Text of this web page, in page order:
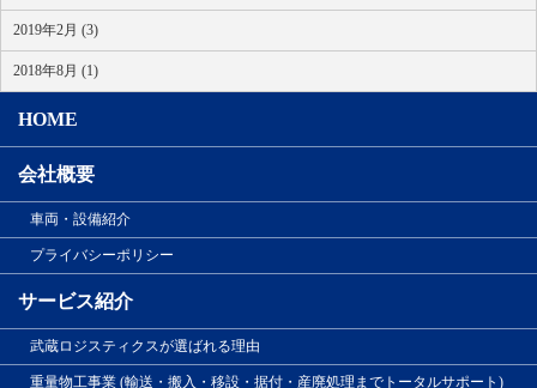
2019年2月 (3)
2018年8月 (1)
HOME
会社概要
車両・設備紹介
プライバシーポリシー
サービス紹介
武蔵ロジスティクスが選ばれる理由
重量物工事業 (輸送・搬入・移設・据付・産廃処理までトータルサポート)